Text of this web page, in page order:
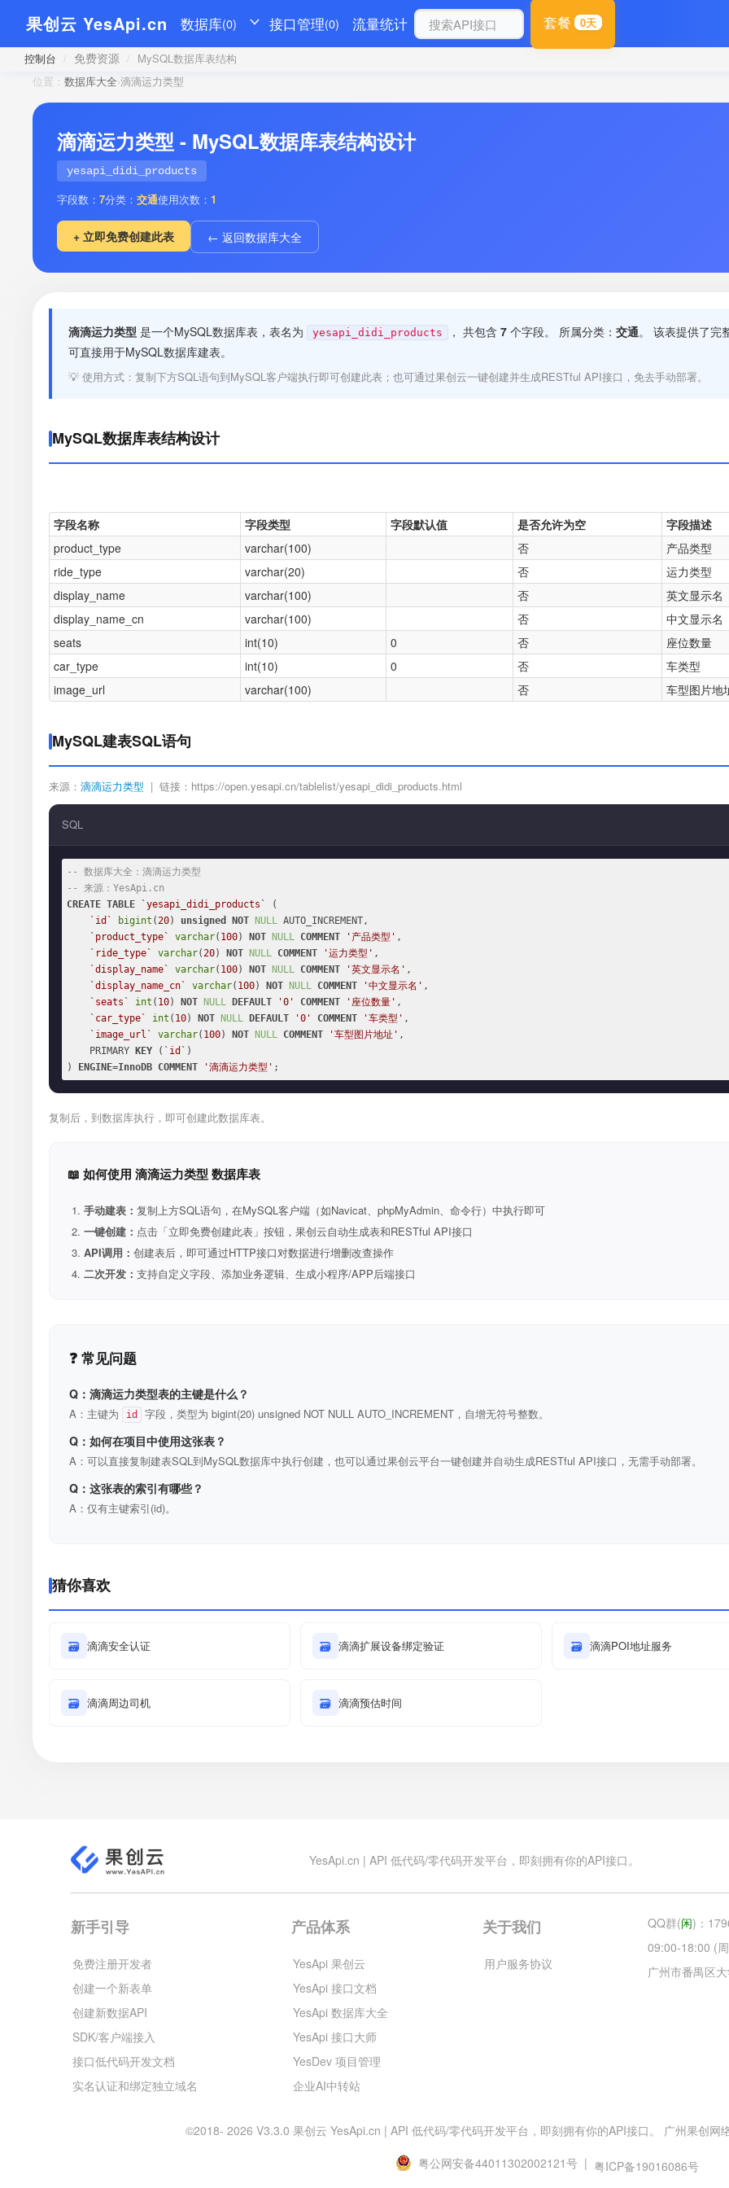
果创云 YesApi.cn 数据库(0) 接口管理(0) 流量统计 套餐 0天
控制台 / 免费资源 / MySQL数据库表结构
位置： 数据库大全›滴滴运力类型
滴滴运力类型 - MySQL数据库表结构设计
yesapi_didi_products
字段数： 7分类： 交通使用次数： 1
+ 立即免费创建此表 ← 返回数据库大全
滴滴运力类型 是一个MySQL数据库表，表名为 yesapi_didi_products ， 共包含 7 个字段。 所属分类： 交通。 该表提供了完
可直接用于MySQL数据库建表。
💡 使用方式：复制下方SQL语句到MySQL客户端执行即可创建此表；也可通过果创云一键创建并生成RESTful API接口，免去手动部署。
MySQL数据库表结构设计
字段名称 字段类型 字段默认值 是否允许为空
字段描述
product_type
varchar(100) 否
产品类型
ride_type
varchar(20) 否
运力类型
display_name
varchar(100) 否
英文显示名
display_name_cn
varchar(100) 否
中文显示名
seats
int(10) 0 否
座位数量
car_type
int(10) 0 否
车类型
image_url
varchar(100) 否 车型图片地
MySQL建表SQL语句
来源： 滴滴运力类型 | 链接：https://open.yesapi.cn/tablelist/yesapi_didi_products.html
SQL
-- 数据库大全：滴滴运力类型
-- 来源：YesApi.cn
CREATE TABLE `yesapi_didi_products`
(
`id`
bigint (20) unsigned NOT NULL AUTO_INCREMENT,
`product_type`
varchar( 100) NOT NULL COMMENT '产品类型' ,
`ride_type`
varchar(20) NOT NULL COMMENT '运力类型' ,
`display_name`
varchar( 100) NOT NULL COMMENT '英文显示名' ,
`display_name_cn`
varchar( 100) NOT NULL COMMENT '中文显示名' ,
`seats`
int ( 10) NOT NULL DEFAULT '0' COMMENT '座位数量' ,
`car_type`
int ( 10) NOT NULL DEFAULT '0' COMMENT '车类型' ,
`image_url`
varchar( 100) NOT NULL COMMENT '车型图片地址' ,
    PRIMARY
KEY ( `id` )
)
ENGINE=InnoDB COMMENT '滴滴运力类型' ;
复制后，到数据库执行，即可创建此数据库表。
📖 如何使用 滴滴运力类型 数据库表
手动建表： 复制上方SQL语句，在MySQL客户端（如Navicat、phpMyAdmin、命令行）中执行即可
一键创建： 点击「立即免费创建此表」按钮，果创云自动生成表和RESTful API接口
API调用： 创建表后，即可通过HTTP接口对数据进行增删改查操作
二次开发： 支持自定义字段、添加业务逻辑、生成小程序/APP后端接口
❓ 常见问题
Q：滴滴运力类型表的主键是什么？
A：主键为 id 字段，类型为 bigint(20) unsigned NOT NULL AUTO_INCREMENT，自增无符号整数。
Q：如何在项目中使用这张表？
A：可以直接复制建表SQL到MySQL数据库中执行创建，也可以通过果创云平台一键创建并自动生成RESTful API接口，无需手动部署。
Q：这张表的索引有哪些？
A：仅有主键索引(id)。
猜你喜欢
🗃 滴滴安全认证 🗃 滴滴扩展设备绑定验证 🗃 滴滴POI地址服务
🗃 滴滴周边司机 🗃 滴滴预估时间
YesApi.cn | API 低代码/零代码开发平台，即刻拥有你的API接口。
新手引导
免费注册开发者
创建一个新表单
创建新数据API
SDK/客户端接入
接口低代码开发文档
实名认证和绑定独立域名
产品体系
YesApi 果创云
YesApi 接口文档
YesApi 数据库大全
YesApi 接口大师
YesDev 项目管理
企业AI中转站
关于我们
用户服务协议
QQ群(闲)：
09:00-18:00 (
广州市番禺区
©2018- 2026 V3.3.0 果创云 YesApi.cn | API 低代码/零代码开发平台，即刻拥有你的API接口。 广州果创网
粤公网安备44011302002121号 | 粤ICP备19016086号